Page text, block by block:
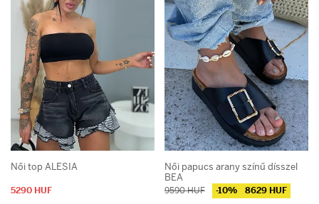
Női top ALESIA
5290 HUF
Női papucs arany színű dísszel
BEA
9590 HUF -10% 8629 HUF